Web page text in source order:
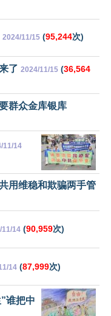
2024/11/15 (95,244次)
了 2024/11/15 (36,564
群众金库银库
11/14
用维稳和欺骗两手管
11/14 (90,959次)
14 (87,999次)
谁把中